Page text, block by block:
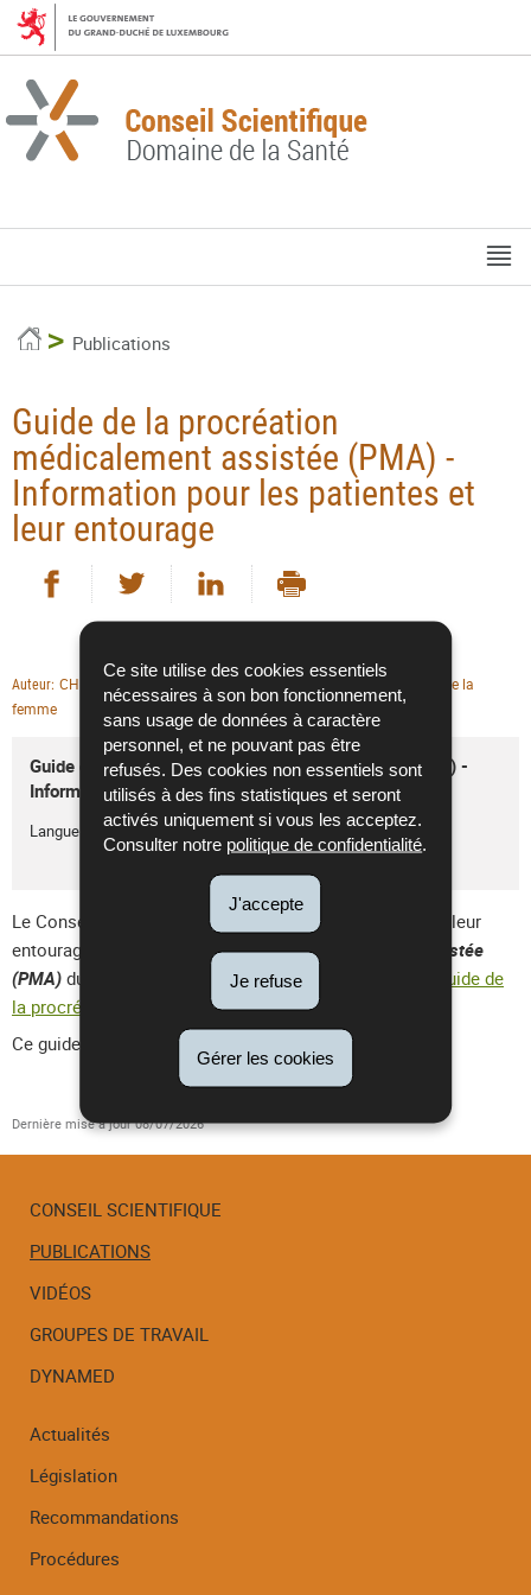
Ce site utilise des cookies essentiels
nécessaires à son bon fonctionnement,
sans usage de données à caractère
personnel, et ne pouvant pas être
refusés. Des cookies non essentiels sont
utilisés à des fins statistiques et seront
activés uniquement si vous les acceptez.
Consulter notre politique de confidentialité.
J'accepte
Je refuse
Gérer les cookies
Aller
la
navigation
Aller
contenu
AccueilPublications
Guide de la procréation
médicalement assistée (PMA) -
Information pour les patientes et
leur entourage
Partager sur Facebook - nouvelle fenêtre
Partager sur Twitter- nouvelle fenêtre
Partager sur LinkedIn
Imprimer
Auteur CHL Documentations
Santé de la
femme
Guide de la procréation médicalement assistée (PMA) -
Information pour les patientes et leur entourage
Langue : Français
Le Conseil scientifique recommande aux patientes et à leur
entourage le
guide de la procréation médicalement assistée
(PMA) du CHL disponible sur le site internet suivant :
Guide de
la procréation médicalement assistée (PMA) | CHL
Ce guide est sous la responsabilité du CHL.
Dernière mise à jour08/07/2026
Menu
de
navigation
CONSEIL SCIENTIFIQUE
PUBLICATIONS
VIDÉOS
GROUPES DE TRAVAIL
DYNAMED
Actualités
Législation
Recommandations
Procédures